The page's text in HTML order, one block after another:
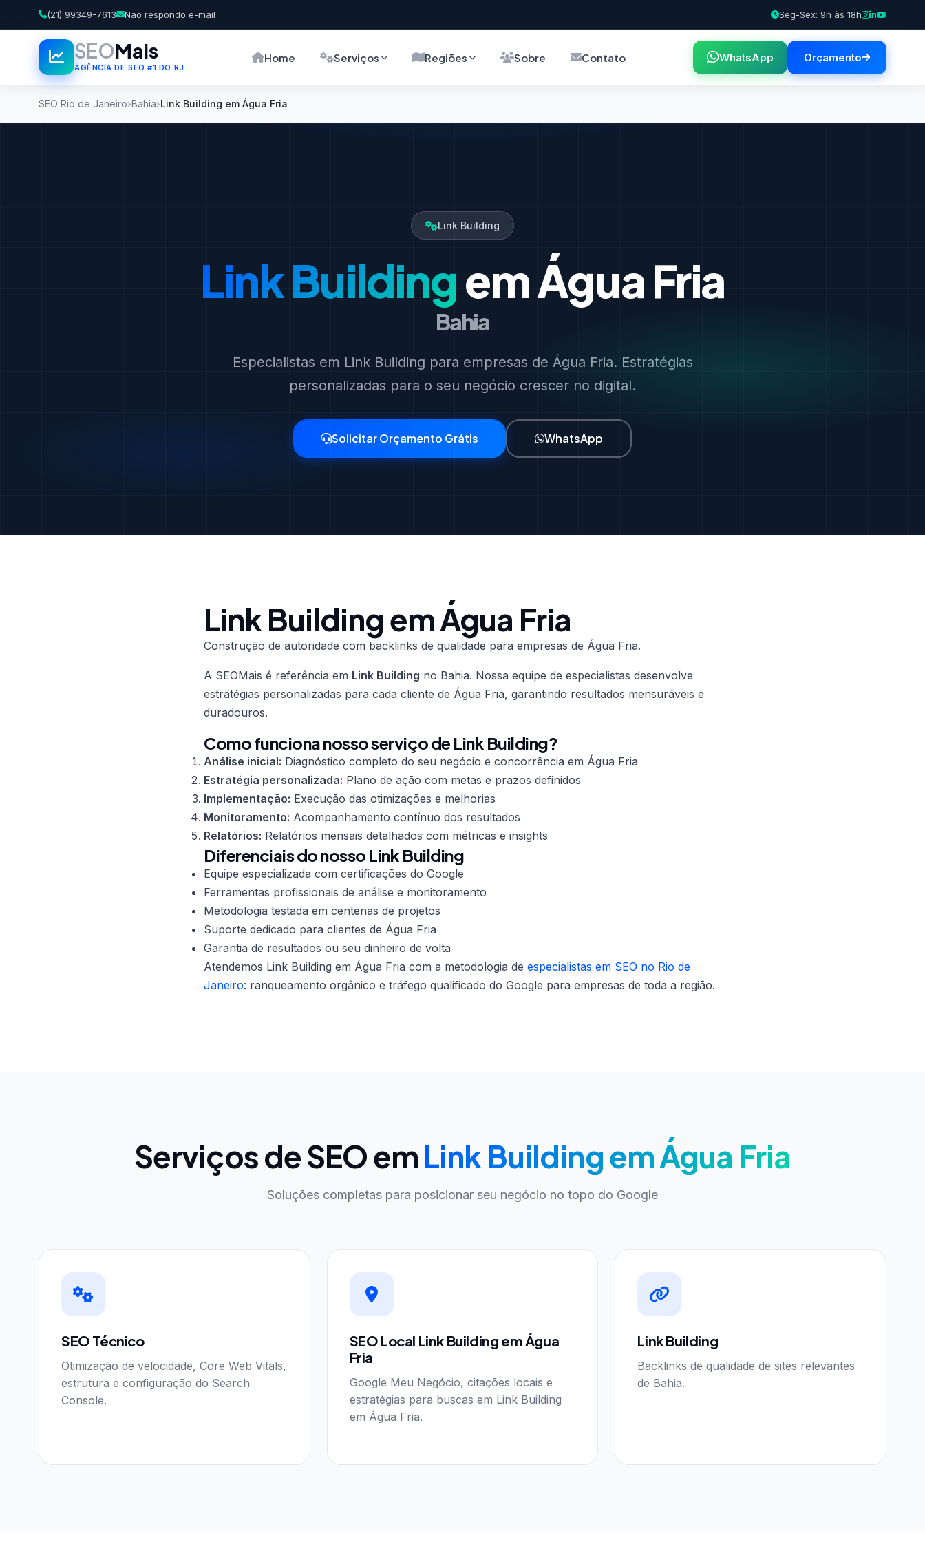
(21) 99349-7613 Não respondo e-mail Seg-Sex: 9h às 18h
SEOMais
AGÊNCIA DE SEO #1 DO RJ
Home Serviços Regiões Sobre Contato WhatsApp Orçamento
SEO Rio de Janeiro Bahia Link Building em Água Fria
Link Building
Link Buildingem Água Fria
Bahia
Especialistas em Link Building para empresas de Água Fria. Estratégias
personalizadas para o seu negócio crescer no digital.
Solicitar Orçamento Grátis WhatsApp
Link Building em Água Fria
Construção de autoridade com backlinks de qualidade para empresas de Água Fria.
A SEOMais é referência em Link Building no Bahia. Nossa equipe de especialistas desenvolve
estratégias personalizadas para cada cliente de Água Fria, garantindo resultados mensuráveis e
duradouros.
Como funciona nosso serviço de Link Building?
Análise inicial: Diagnóstico completo do seu negócio e concorrência em Água Fria
Estratégia personalizada: Plano de ação com metas e prazos definidos
Implementação: Execução das otimizações e melhorias
Monitoramento: Acompanhamento contínuo dos resultados
Relatórios: Relatórios mensais detalhados com métricas e insights
Diferenciais do nosso Link Building
Equipe especializada com certificações do Google
Ferramentas profissionais de análise e monitoramento
Metodologia testada em centenas de projetos
Suporte dedicado para clientes de Água Fria
Garantia de resultados ou seu dinheiro de volta
Atendemos Link Building em Água Fria com a metodologia de especialistas em SEO no Rio de
Janeiro: ranqueamento orgânico e tráfego qualificado do Google para empresas de toda a região.
Serviços de SEO emLink Building em Água Fria
Soluções completas para posicionar seu negócio no topo do Google
SEO Técnico
Otimização de velocidade, Core Web Vitals,
estrutura e configuração do Search
Console.
SEO Local Link Building em Água
Fria
Google Meu Negócio, citações locais e
estratégias para buscas em Link Building
em Água Fria.
Link Building
Backlinks de qualidade de sites relevantes
de Bahia.